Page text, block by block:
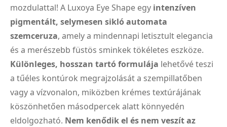
mozdulattal! A Luxoya Eye Shape egy intenzíven
pigmentált, selymesen sikló automata
szemceruza, amely a mindennapi letisztult elegancia
és a merészebb füstös sminkek tökéletes eszköze.
Különleges, hosszan tartó formulája lehetővé teszi
a tűéles kontúrok megrajzolását a szempillatőben
vagy a vízvonalon, miközben krémes textúrájának
köszönhetően másodpercek alatt könnyedén
eldolgozható. Nem kenődik el és nem veszít az